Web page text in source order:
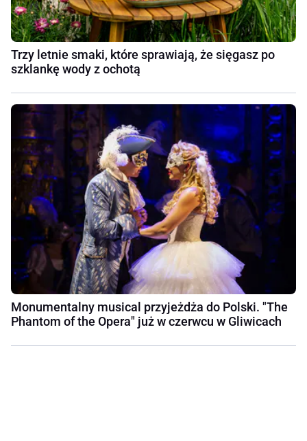
Trzy letnie smaki, które sprawiają, że sięgasz po
szklankę wody z ochotą
Monumentalny musical przyjeżdża do Polski. "The
Phantom of the Opera" już w czerwcu w Gliwicach